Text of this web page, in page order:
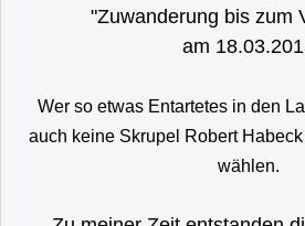
"Zuwanderung bis zum
am
Wer so etwas Entartetes in den
auch keine Skrupel Robert
wählen.